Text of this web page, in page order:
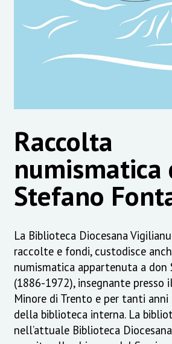
Raccolta
numismatica
Stefano
La Biblioteca Diocesana
raccolte e fondi, custodisce
numismatica appartenuta a don
(1886-1972), insegnante presso
Minore di Trento e per tanti anni
della biblioteca interna. La
nell’attuale Biblioteca